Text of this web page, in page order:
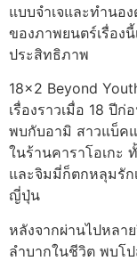
แบบจำเจและทำนอ
ของภาพยนตร์เรื่อง
ประสิทธิภาพ
18×2 Beyond
เรื่องราวเมื่อ 18 ปี
พบกับอามิ สาวแบ็ค
ในร้านคาราโอเกะ
และจิมมี่ก็ตกหลุมรั
ญี่ปุ่น
หลังจากผ่านไปหลา
ลำบากในชีวิต พบโ